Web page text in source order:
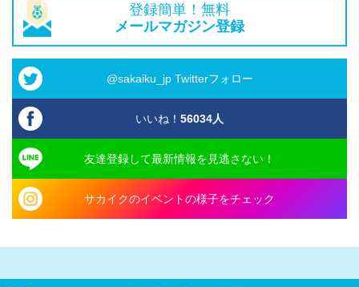
登録簡単！無料
メールマガジン登録
@sakaiku_jp Twitterフォロー
いいね！ 56034人
友達登録して最新情報を見逃さない！
サカイクのイベントの様子をチェック